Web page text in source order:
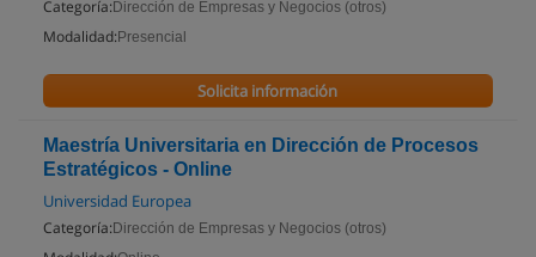
Categoría: Dirección de Empresas y Negocios (otros)
Modalidad: Presencial
Solicita información
Maestría Universitaria en Dirección de Procesos
Estratégicos - Online
Universidad Europea
Categoría: Dirección de Empresas y Negocios (otros)